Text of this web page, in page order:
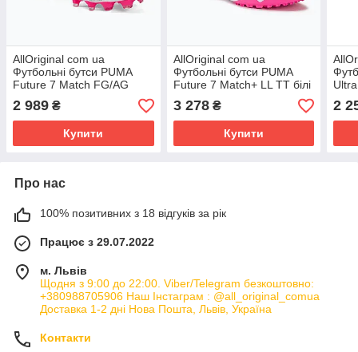
AllOriginal com ua
Футбольні бутси PUMA
Future 7 Match FG/AG
пума білі / пума чорні /
отруйно-рожеві РОЗМІРИ
2 989 ₴
Купити
AllOriginal com ua
Футбольні бутси PUMA
Future 7 Match+ LL TT білі
/ чорні / отруйно-рожеві
PUMA Future 7
3 278₴
Купити
2
Про нас
100% позитивних з 18 відгуків за рік
Працює з 29.07.2022
м. Львів
Щодня з 9:00 до 22:00. Viber/Telegram безкоштовно:
+380988705906 Наш Інстаграм : @all_original_comua
Доставка 1-2 дні Нова Пошта, Львів, Україна
Контакти